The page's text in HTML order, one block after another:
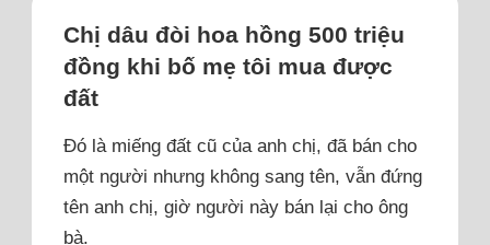
Chị dâu đòi hoa hồng 500 triệu
đồng khi bố mẹ tôi mua được
đất
Đó là miếng đất cũ của anh chị, đã bán cho
một người nhưng không sang tên, vẫn đứng
tên anh chị, giờ người này bán lại cho ông
bà.